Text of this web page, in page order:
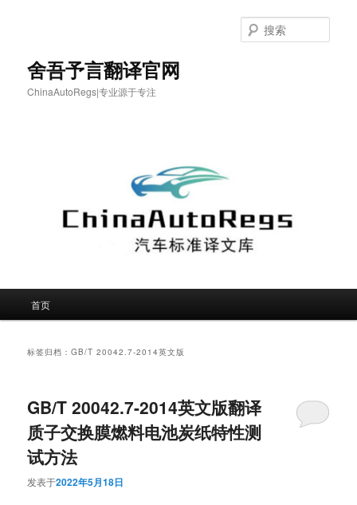
舍吾予言翻译官网
ChinaAutoRegs|专业源于专注
索
首页
标签归档：GB/T 20042.7-2014英文版
GB/T 20042.7-2014英文版翻译
质子交换膜燃料电池炭纸特性测
试方法
发表于2022年5月18日